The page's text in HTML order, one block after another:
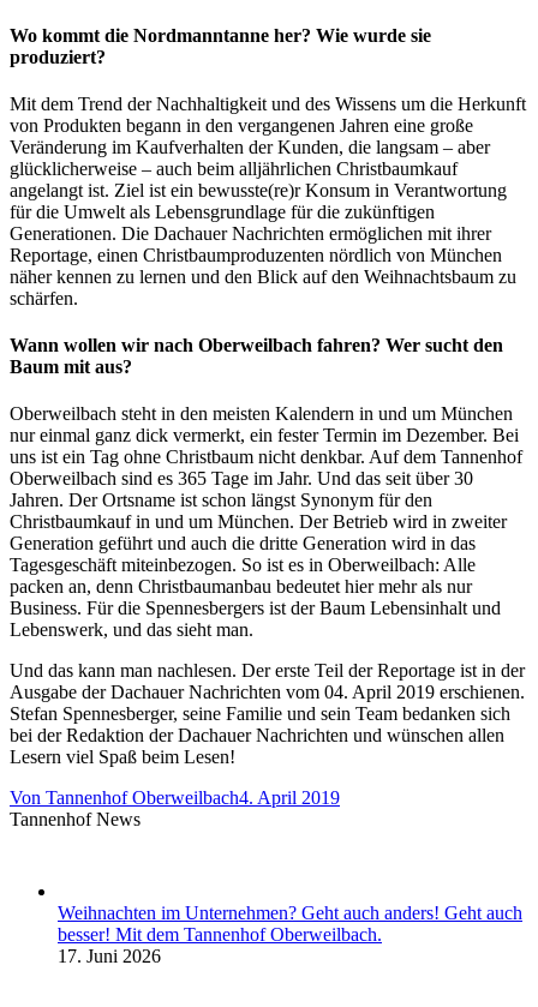
Wo kommt die Nordmanntanne her? Wie wurde sie
produziert?
Mit dem Trend der Nachhaltigkeit und des Wissens um die Herkunft
von Produkten begann in den vergangenen Jahren eine große
Veränderung im Kaufverhalten der Kunden, die langsam – aber
glücklicherweise – auch beim alljährlichen Christbaumkauf
angelangt ist. Ziel ist ein bewusste(re)r Konsum in Verantwortung
für die Umwelt als Lebensgrundlage für die zukünftigen
Generationen. Die Dachauer Nachrichten ermöglichen mit ihrer
Reportage, einen Christbaumproduzenten nördlich von München
näher kennen zu lernen und den Blick auf den Weihnachtsbaum zu
schärfen.
Wann wollen wir nach Oberweilbach fahren? Wer sucht den
Baum mit aus?
Oberweilbach steht in den meisten Kalendern in und um München
nur einmal ganz dick vermerkt, ein fester Termin im Dezember. Bei
uns ist ein Tag ohne Christbaum nicht denkbar. Auf dem Tannenhof
Oberweilbach sind es 365 Tage im Jahr. Und das seit über 30
Jahren. Der Ortsname ist schon längst Synonym für den
Christbaumkauf in und um München. Der Betrieb wird in zweiter
Generation geführt und auch die dritte Generation wird in das
Tagesgeschäft miteinbezogen. So ist es in Oberweilbach: Alle
packen an, denn Christbaumanbau bedeutet hier mehr als nur
Business. Für die Spennesbergers ist der Baum Lebensinhalt und
Lebenswerk, und das sieht man.
Und das kann man nachlesen. Der erste Teil der Reportage ist in der
Ausgabe der Dachauer Nachrichten vom 04. April 2019 erschienen.
Stefan Spennesberger, seine Familie und sein Team bedanken sich
bei der Redaktion der Dachauer Nachrichten und wünschen allen
Lesern viel Spaß beim Lesen!
Von Tannenhof Oberweilbach4. April 2019
Tannenhof News
Weihnachten im Unternehmen? Geht auch anders! Geht auch
besser! Mit dem Tannenhof Oberweilbach.
17. Juni 2026